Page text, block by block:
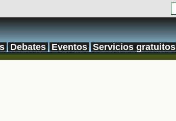
Debates Eventos Servicios gratuitos